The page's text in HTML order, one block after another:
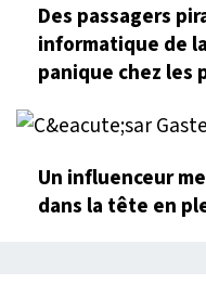
Des passagers
informatique de
panique chez les
Un influenceur
dans la tête en